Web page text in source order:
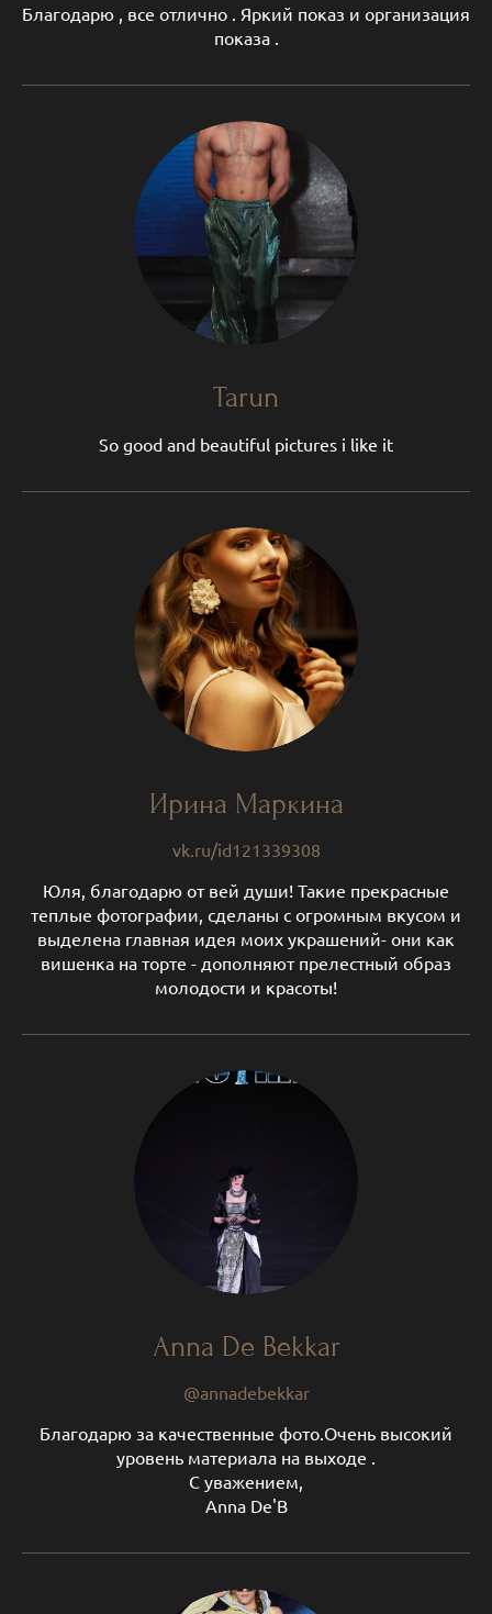
Благодарю , все отлично . Яркий показ и организация
показа .
Tarun
So good and beautiful pictures i like it
Ирина Маркина
vk.ru/id121339308
Юля, благодарю от вей души! Такие прекрасные
теплые фотографии, сделаны с огромным вкусом и
выделена главная идея моих украшений- они как
вишенка на торте - дополняют прелестный образ
молодости и красоты!
Anna De Bekkar
@annadebekkar
Благодарю за качественные фото.Очень высокий
уровень материала на выходе .
С уважением,
Аnna De'B